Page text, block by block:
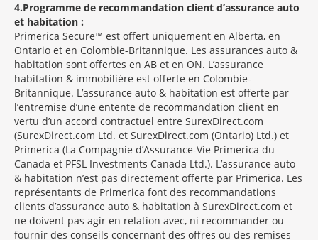
4 Programme de recommandation client d’assurance auto
et habitation :
Primerica Secure™ est offert uniquement en Alberta, en
Ontario et en Colombie-Britannique. Les assurances auto &
habitation sont offertes en AB et en ON. L’assurance
habitation & immobilière est offerte en Colombie-
Britannique. L’assurance auto & habitation est offerte par
l’entremise d’une entente de recommandation client en
vertu d’un accord contractuel entre SurexDirect.com
(SurexDirect.com Ltd. et SurexDirect.com (Ontario) Ltd.) et
Primerica (La Compagnie d’Assurance-Vie Primerica du
Canada et PFSL Investments Canada Ltd.). L’assurance auto
& habitation n’est pas directement offerte par Primerica. Les
représentants de Primerica font des recommandations
clients d’assurance auto & habitation à SurexDirect.com et
ne doivent pas agir en relation avec, ni recommander ou
fournir des conseils concernant des offres ou des remises